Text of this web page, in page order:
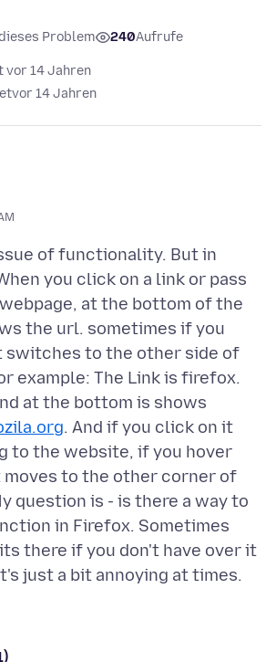
Problem 240Aufrufe
vor 14 Jahren
vor 14 Jahren
of functionality. But in
you click on a link or pass
at the bottom of the
the url. sometimes if you
switches to the other side of
example: The Link is firefox.
at the bottom is shows
. And if you click on it
to the website, if you hover
moves to the other corner of
question is - is there a way to
in Firefox. Sometimes
there if you don't have over it